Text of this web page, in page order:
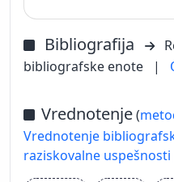
Bibliografija
bibliografske enote
|
Vrednotenje(
Vrednotenje
raziskovalne